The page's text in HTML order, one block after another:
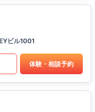
ビル1001
体験・相談予約